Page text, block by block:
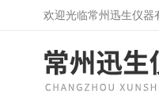
欢迎光临常州迅生仪器